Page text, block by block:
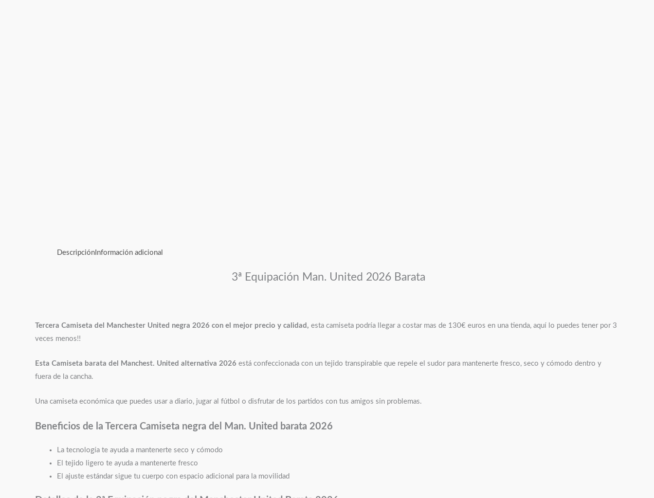
Descripción Información adicional
3ª Equipación Man. United 2026 Barata
Tercera Camiseta del Manchester United negra 2026 con el mejor precio y calidad, esta camiseta podría llegar a costar mas de 130€ euros en una tienda, aquí lo puedes tener por 3
veces menos!!
Esta Camiseta barata del Manchest. United alternativa 2026 está confeccionada con un tejido transpirable que repele el sudor para mantenerte fresco, seco y cómodo dentro y
fuera de la cancha.
Una camiseta económica que puedes usar a diario, jugar al fútbol o disfrutar de los partidos con tus amigos sin problemas.
Beneficios de la Tercera Camiseta negra del Man. United barata 2026
La tecnología te ayuda a mantenerte seco y cómodo
El tejido ligero te ayuda a mantenerte fresco
El ajuste estándar sigue tu cuerpo con espacio adicional para la movilidad